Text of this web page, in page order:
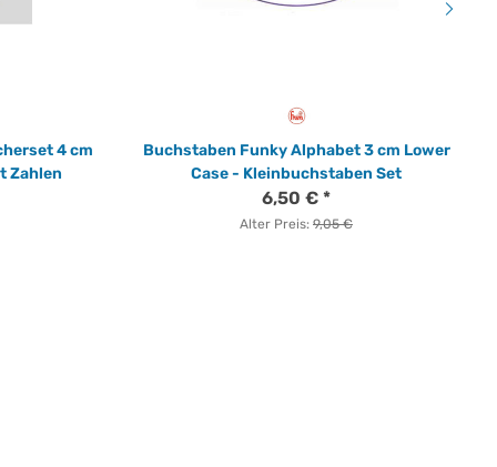
4 cm
Zahlen
Buchstaben Funky Alphabet 3 cm Lower
Case - Kleinbuchstaben Set
6,50 € *
Alter Preis: 9,05 €